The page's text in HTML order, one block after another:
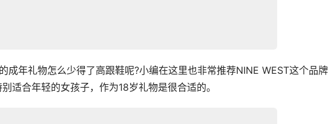
成年礼物怎么少得了高跟鞋呢?小编在这里也非常推荐NINE WEST这个品
适合年轻的女孩子，作为18岁礼物是很合适的。